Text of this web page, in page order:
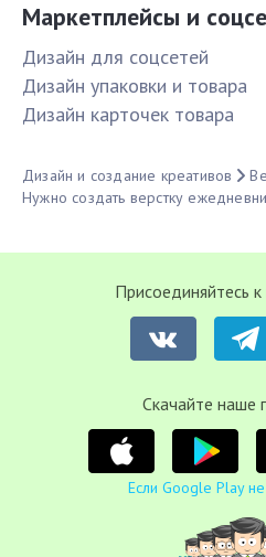
Маркетплейсы и
Дизайн для соцсетей
Дизайн упаковки и товара
Дизайн карточек товара
Дизайн и создание креативов
Нужно создать верстку
Присоединяйтесь
Cкачайте наше
Если Google Play